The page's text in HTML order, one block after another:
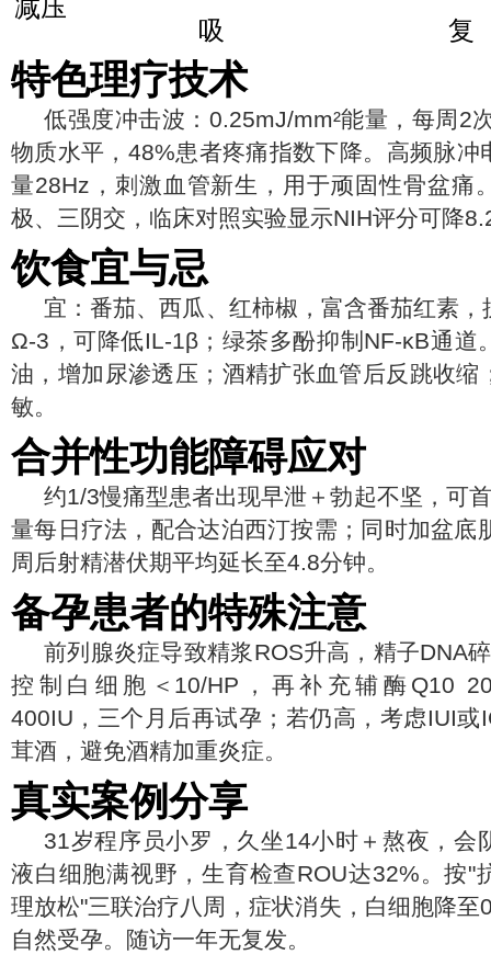
减压
吸 复
特色理疗技术
低强度冲击波：0.25mJ/mm²能量，每周2
物质水平，48%患者疼痛指数下降。高频脉冲
量28Hz，刺激血管新生，用于顽固性骨盆痛
极、三阴交，临床对照实验显示NIH评分可降
饮食宜与忌
宜：番茄、西瓜、红柿椒，富含番茄红素
Ω-3，可降低IL-1β；绿茶多酚抑制NF-κB通道
油，增加尿渗透压；酒精扩张血管后反跳收缩
敏。
合并性功能障碍应对
约1/3慢痛型患者出现早泄＋勃起不坚，可
量每日疗法，配合达泊西汀按需；同时加盆底
周后射精潜伏期平均延长至4.8分钟。
备孕患者的特殊注意
前列腺炎症导致精浆ROS升高，精子DNA
控制白细胞＜10/HP，再补充辅酶Q10
400IU，三个月后再试孕；若仍高，考虑IUI或
茸酒，避免酒精加重炎症。
真实案例分享
31岁程序员小罗，久坐14小时＋熬夜，会
液白细胞满视野，生育检查ROU达32%。按"
理放松"三联治疗八周，症状消失，白细胞降至
自然受孕。随访一年无复发。